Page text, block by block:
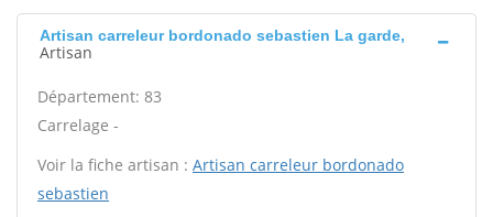
Artisan carreleur bordonado sebastien La garde,
Artisan
Département: 83
Carrelage -
Voir la fiche artisan : Artisan carreleur bordonado
sebastien